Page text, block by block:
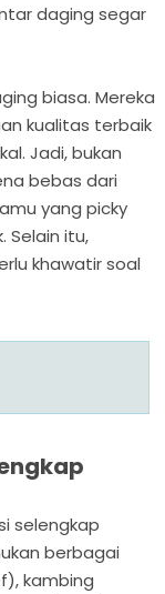
daging segar
biasa. Mereka
kualitas terbaik
Jadi, bukan
bebas dari
yang picky
Selain itu,
khawatir soal
selengkap
berbagai
kambing